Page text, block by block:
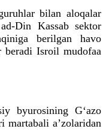
bilan aloqalar
Din Kassab sektor
berilgan havo
beradi Isroil mudofaa
byurosining G‘azo
martabali aʼzolaridan